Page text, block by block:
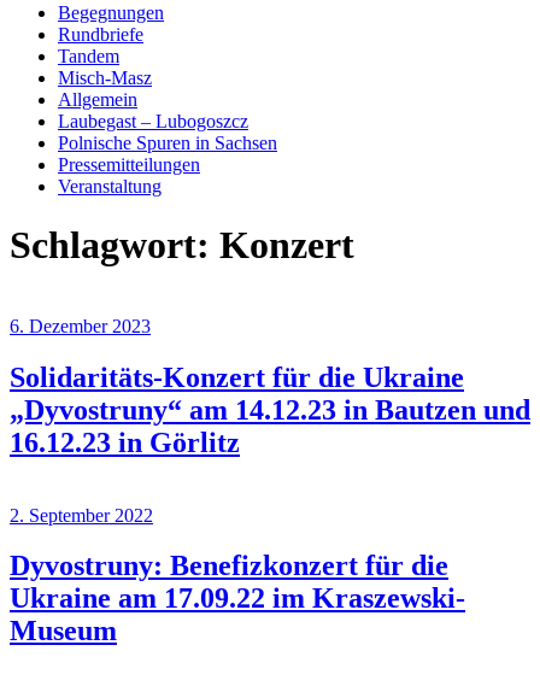
Begegnungen
Rundbriefe
Tandem
Misch-Masz
Allgemein
Laubegast – Lubogoszcz
Polnische Spuren in Sachsen
Pressemitteilungen
Veranstaltung
Schlagwort: Konzert
6. Dezember 2023
Solidaritäts-Konzert für die Ukraine
„Dyvostruny“ am 14.12.23 in Bautzen und
16.12.23 in Görlitz
2. September 2022
Dyvostruny: Benefizkonzert für die
Ukraine am 17.09.22 im Kraszewski-
Museum